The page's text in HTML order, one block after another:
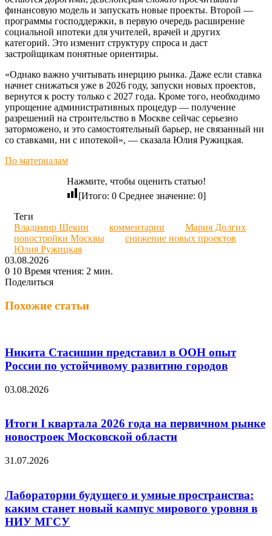
финансовую модель и запускать новые проекты. Второй —
программы господдержки, в первую очередь расширение
социальной ипотеки для учителей, врачей и других
категорий. Это изменит структуру спроса и даст
застройщикам понятные ориентиры.
«Однако важно учитывать инерцию рынка. Даже если ставка
начнет снижаться уже в 2026 году, запуски новых проектов,
вернутся к росту только с 2027 года. Кроме того, необходимо
упрощение административных процедур — получение
разрешений на строительство в Москве сейчас серьезно
заторможено, и это самостоятельный барьер, не связанный ни
со ставками, ни с ипотекой», — сказала Юлия Ружицкая.
По материалам
Нажмите, чтобы оценить статью!
[Итого: 0 Среднее значение: 0]
Теги
Владимир Щекин
комментарии
Мария Долгих
новостройки Москвы
снижение новых проектов
Юлия Ружицкая
03.08.2026
0 10 Время чтения: 2 мин.
Поделиться
через
Похожие статьи
Никита Стасишин представил в ООН опыт
России по устойчивому развитию городов
03.08.2026
Итоги I квартала 2026 года на первичном рынке
новостроек Московской области
31.07.2026
Лаборатории будущего и умные пространства:
каким станет новый кампус мирового уровня в
НИУ МГСУ